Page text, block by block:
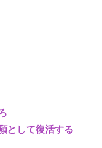
として復活する